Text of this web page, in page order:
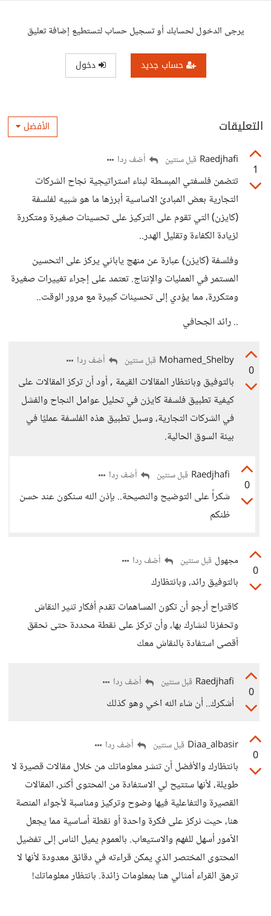
يرجى الدخول لحسابك أو تسجيل حساب لتستطيع إضافة تعليق
حساب جديد دخول
التعليقات الأفضل
1
Raedjhafi قبل سنتين أضف ردا
تتضمن فلسفتي المبسطة لبناء استراتيجية نجاح الشركات
التجارية بعض المبادئ الاساسية أبرزها ما هو شبيه لفلسفة
(كايزن) التي تقوم على التركيز على تحسينات صغيرة ومتكررة
لزيادة الكفاءة وتقليل الهدر..
وفلسفة (كايزن) عبارة عن منهج ياباني يركز على التحسين
المستمر في العمليات والإنتاج. تعتمد على إجراء تغييرات صغيرة
ومتكررة، مما يؤدي إلى تحسينات كبيرة مع مرور الوقت..
.. رائد الجحافي
0
Mohamed_Shelby قبل سنتين أضف ردا
بالتوفيق وبانتظار المقالات القيمة , أود أن تركز المقالات على
كيفية تطبيق فلسفة كايزن في تحليل عوامل النجاح والفشل
في الشركات التجارية، وسبل تطبيق هذه الفلسفة عمليًا في
بيئة السوق الحالية.
0
Raedjhafi قبل سنتين أضف ردا
شكراً على التوضيح والنصيحة.. بإذن الله سنكون عند حسن
ظنكم
0
مجهول قبل سنتين أضف ردا
بالتوفيق رائد، وبانتظارك
كاقتراح أرجو أن تكون المساهمات تقدم أفكار تثير النقاش
وتحفزنا لنشارك بها، وأن تركز على نقطة محددة حتى نحقق
أقصى استفادة بالنقاش معك
0
Raedjhafi قبل سنتين أضف ردا
أشكرك.. أن شاء الله اخي وهو كذلك
0
Diaa_albasir قبل سنتين أضف ردا
بانتظارك والأفضل أن تنشر معلوماتك من خلال مقالات قصيرة لا
طويلة، لأنها ستتيح لي الاستفادة من المحتوى أكثر، المقالات
القصيرة والتفاعلية فيها وضوح وتركيز ومناسبة لأجواء المنصة
هنا، حيث نركز على فكرة واحدة أو نقطة أساسية مما يجعل
الأمور أسهل للفهم والاستيعاب. بالعموم يميل الناس إلى تفضيل
المحتوى المختصر الذي يمكن قراءته في دقائق معدودة لأنها لا
ترهق القراء أمثالي هنا بمعلومات زائدة. بانتظار معلوماتك!